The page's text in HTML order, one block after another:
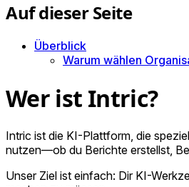
Auf dieser Seite
Überblick
Warum wählen
Wer ist Intric?
Intric ist die KI-Plattform, die
nutzen—ob du Berichte erstellst,
Unser Ziel ist einfach: Dir KI-